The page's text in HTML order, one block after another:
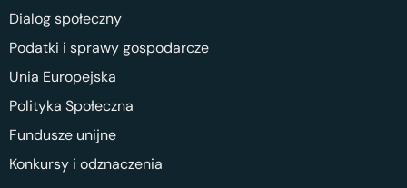
Dialog społeczny
Podatki i sprawy gospodarcze
Unia Europejska
Polityka Społeczna
Fundusze unijne
Konkursy i odznaczenia